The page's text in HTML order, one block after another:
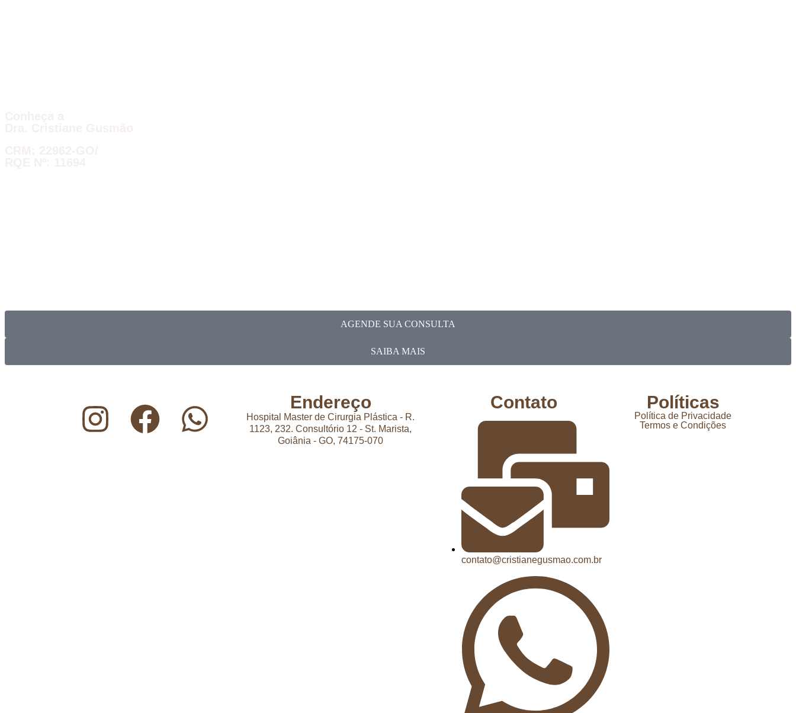
AGENDE SUA CONSULTA
SAIBA MAIS
Endereço
Hospital Master de Cirurgia Plástica - R.
1123, 232. Consultório 12 - St. Marista,
Goiânia - GO, 74175-070
Contato
contato@cristianegusmao.com.br
Políticas
Política de Privacidade
Termos e Condições